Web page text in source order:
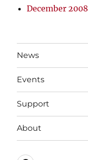
December 2008
News
Events
Support
About